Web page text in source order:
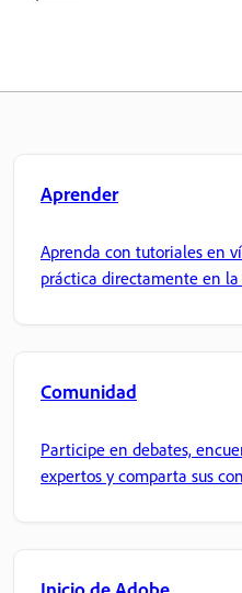
Aprender
Aprenda con tutoriales en
práctica directamente en
Comunidad
Participe en debates,
expertos y comparta sus